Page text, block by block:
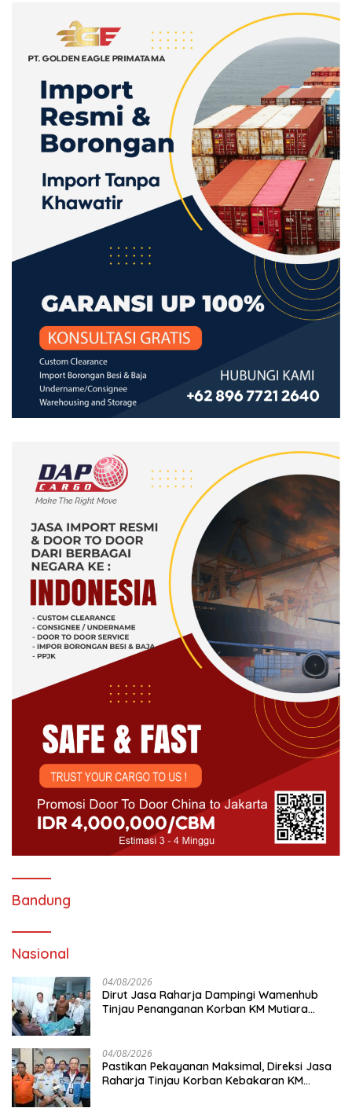
Bandung
Nasional
04/08/2026
Dirut Jasa Raharja Dampingi Wamenhub
Tinjau Penanganan Korban KM Mutiara
04/08/2026
Pastikan Pekayanan Maksimal, Direksi Jasa
Raharja Tinjau Korban Kebakaran KM